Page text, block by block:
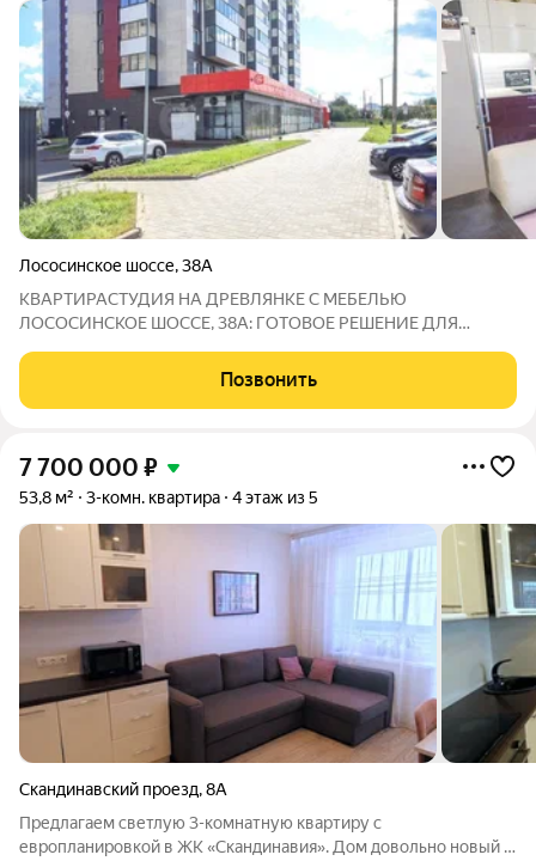
Лососинское шоссе,38А
КВАРТИРАСТУДИЯ НА ДРЕВЛЯНКЕ С МЕБЕЛЬЮ
ЛОСОСИНСКОЕ ШОССЕ, 38А: ГОТОВОЕ РЕШЕНИЕ ДЛЯ
квартирастудия в одном из самых востребованных районов
Позвонить
7 700 000 ₽
53,8 м² 3-комн. квартира 4 этаж из 5
Скандинавский проезд,8А
Предлагаем светлую 3-комнатную квартиру с
европланировкой в ЖК «Скандинавия». Дом довольно новый -